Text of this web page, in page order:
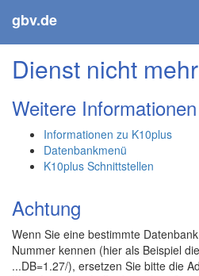
gbv.de
Dienst nicht
Weitere Informationen
Informationen zu K10plus
Datenbankmenü
K10plus Schnittstellen
Achtung
Wenn Sie eine bestimmte
Nummer kennen (hier als Beispiel
...DB=1.27/), ersetzen Sie bitte die